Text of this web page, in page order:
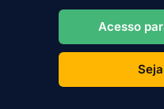
Acesso